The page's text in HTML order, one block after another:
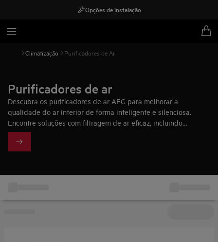
Opções de instalação
Climatização Purificadores de Ar
Purificadores de ar
Descubra os purificadores de ar AEG para melhorar a
qualidade do ar interior de forma inteligente e silenciosa.
Encontre soluções com filtragem de ar eficaz, incluindo
purificador de ar HEPA, para ajudar na purificação do ar em
casa.